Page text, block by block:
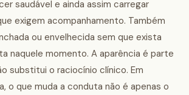
saudável e ainda assim carregar
exigem acompanhamento. Também
ou envelhecida sem que exista
naquele momento. A aparência é parte
substitui o raciocínio clínico. Em
o que muda a conduta não é apenas o